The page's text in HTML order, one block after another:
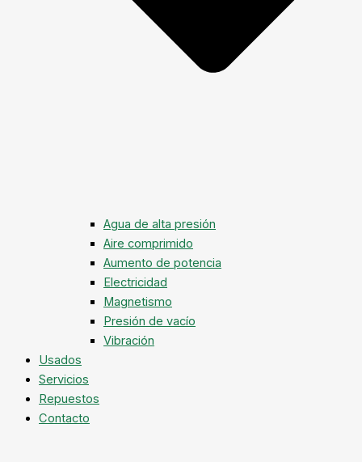
Agua de alta presión
Aire comprimido
Aumento de potencia
Electricidad
Magnetismo
Presión de vacío
Vibración
Usados
Servicios
Repuestos
Contacto